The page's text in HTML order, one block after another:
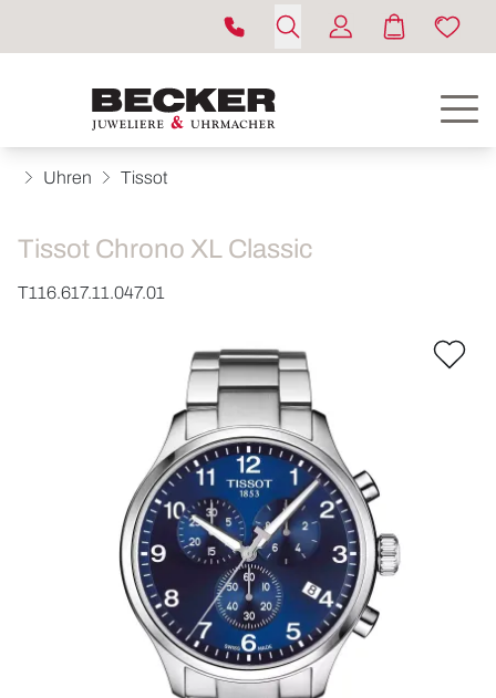
ROLEX
UHREN
SCHMUCK
HOCHZEIT
ACCESSOIRES
ÜBER UNS
Uhren Tissot
Tissot Chrono XL Classic
T116.617.11.047.01